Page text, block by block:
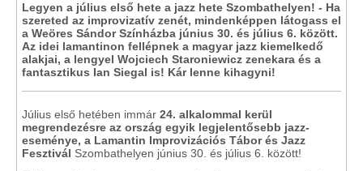
Legyen a július első hete a jazz hete Szombathelyen! - Ha
szereted az improvizatív zenét, mindenképpen látogass el
a Weöres Sándor Színházba június 30. és július 6. között.
Az idei lamantinon fellépnek a magyar jazz kiemelkedő
alakjai, a lengyel Wojciech Staroniewicz zenekara és a
fantasztikus Ian Siegal is! Kár lenne kihagyni!
Július első hetében immár 24. alkalommal kerül
megrendezésre az ország egyik legjelentősebb jazz-
eseménye, a Lamantin Improvizációs Tábor és Jazz
Fesztivál Szombathelyen június 30. és július 6. között!